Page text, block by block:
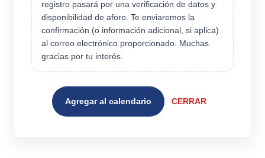
registro pasará por una verificación de datos y
disponibilidad de aforo. Te enviaremos la
confirmación (o información adicional, si aplica)
al correo electrónico proporcionado. Muchas
gracias por tu interés.
Agregar al calendario CERRAR